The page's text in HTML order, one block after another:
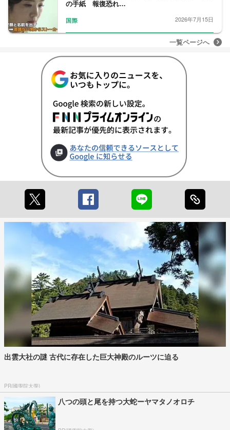
の手紙 報復恐れ…
国際 2026年7月15日
一覧ページへ
出雲大社の謎 古代に存在した巨大神殿のルーツに迫る
PR(國學院大學)
八つの頭と尾を持つ大蛇ーヤマタノオロチ